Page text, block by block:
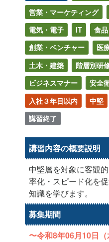
営業・マーケティング
電気・電子
IT
食
創業・ベンチャー
医
土木・建築
階層別研
ビジネスマナー
安全
入社３年目以内
中堅
講習終了
講習内容の概要説明
中堅層を対象に客観
率化・スピード化を
知識を学びます。
募集期間
〜令和8年06月10日